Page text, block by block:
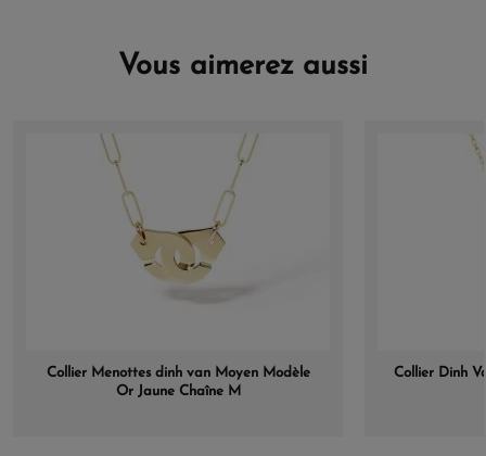
Vous aimerez aussi
Collier Menottes dinh van Moyen Modèle
Or Jaune Chaîne M
Collier Dinh